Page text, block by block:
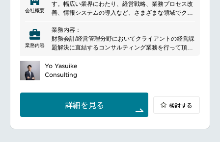
会社概要
す。幅広い業界にわたり、経営戦略、業務プロセス改
善、情報システムの導入など、さまざまな領域でクラ
す。クライアントのニーズに合わせたカスタマイズさ
れたソリューションを提供し、彼らの成長と発展をサ
ポートしています。豊富な経験と専門知識を持つチー
サポートし、クライアントのビジネスに価値を追加し
ます。
業務内容
業務内容：
財務会計/経営管理分野においてクライアントの経営課
題解決に直結するコンサルティング業務を行って頂き
戦略構想フェーズから業務改革、システム構想/導入/
構築まで多岐に渡った幅広い裁量を持った業務が可能
ンさせて頂きます。
クライアントの経営課題解決に直結する非常に重要な
ミッションを持ち、顧客から感謝される、大変やりが
いのある業務です。
Yo Yasuike
Consulting
詳細を見る 検討する